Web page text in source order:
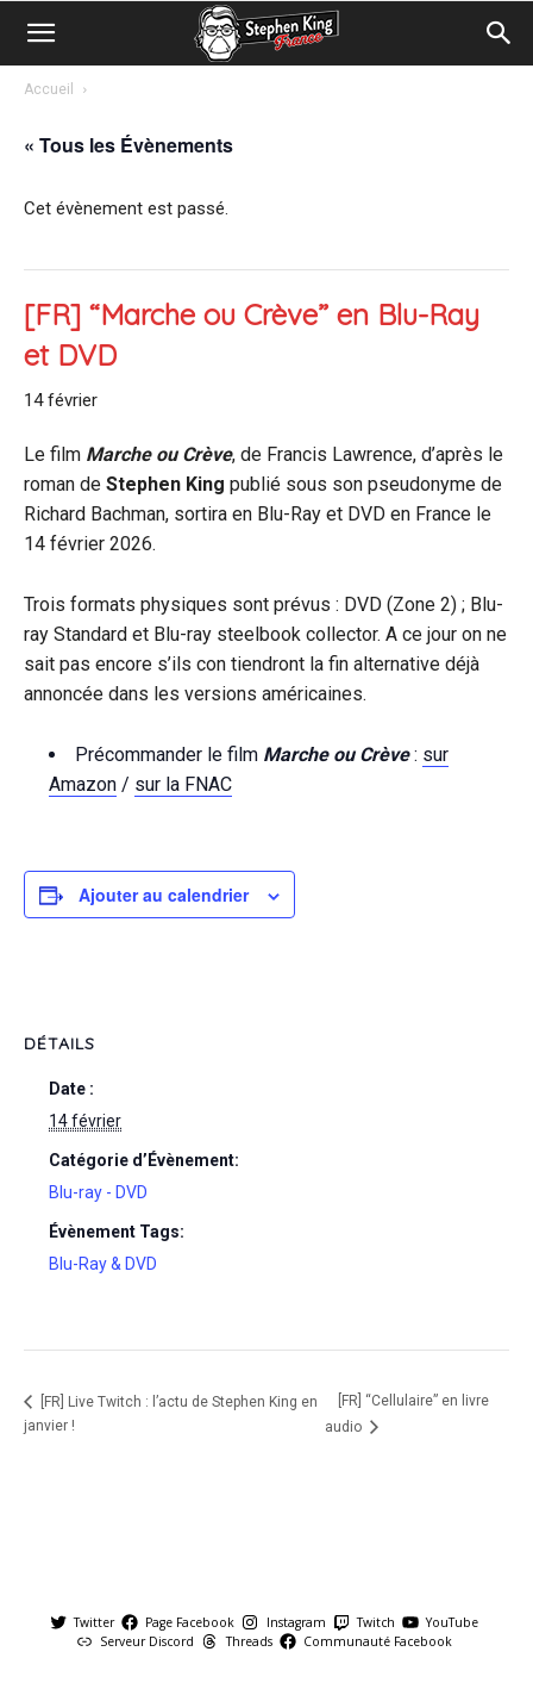
Accueil
« Tous les Évènements
Cet évènement est passé.
[FR] “Marche ou Crève” en Blu-Ray
et DVD
14 février
Le film Marche ou Crève, de Francis Lawrence, d’après le
roman de Stephen King publié sous son pseudonyme de
Richard Bachman, sortira en Blu-Ray et DVD en France le
14 février 2026.
Trois formats physiques sont prévus : DVD (Zone 2) ; Blu-
ray Standard et Blu-ray steelbook collector. A ce jour on ne
sait pas encore s’ils con tiendront la fin alternative déjà
annoncée dans les versions américaines.
Précommander le film Marche ou Crève: sur
Amazon / sur la FNAC
Ajouter au calendrier
DÉTAILS
Date :
14 février
Catégorie d’Évènement:
Blu-ray - DVD
Évènement Tags:
Blu-Ray & DVD
[FR] Live Twitch : l’actu de Stephen King en
janvier !
[FR] “Cellulaire” en livre
audio
Twitter Page Facebook Instagram Twitch
YouTube
Serveur Discord
Threads Communauté Facebook